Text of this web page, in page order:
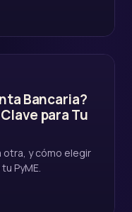
Bancaria?
para Tu
otra, y cómo elegir
PyME.